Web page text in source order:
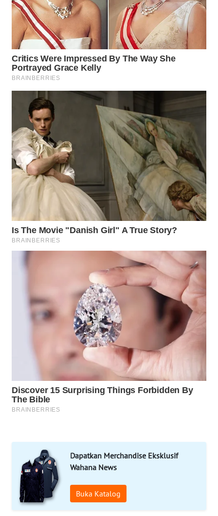
Dapatkan Merchandise Eksklusif
Wahana News
Buka Katalog
WAHANANEWS
NET
WAHANA
SPORT
UMKM
WAHANA
SELEB
WAHANA
PERSONA
WAHANA
WAHANA
HEALTH
WAHANA
LAPAK
WAHANA
KONSUMEN
LISTRIK
WALINKI
ID
MAWAKA
ID